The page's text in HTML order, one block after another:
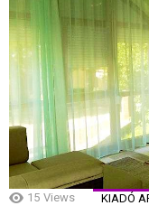
15 Views KIADÓ